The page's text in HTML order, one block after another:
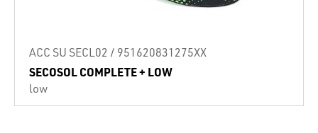
ACC SU SECL02 / 951620831275XX
SECOSOL COMPLETE + LOW
low